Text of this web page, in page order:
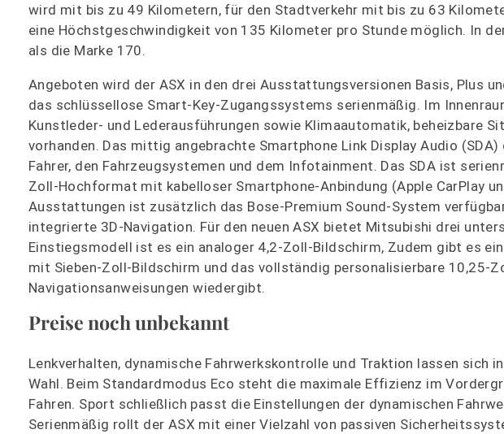
wird mit bis zu 49 Kilometern, für den Stadtverkehr mit bis zu 63
eine Höchstgeschwindigkeit von 135 Kilometer pro Stunde möglich. In
als die Marke 170.
Angeboten wird der ASX in den drei Ausstattungsversionen Basis, Plus
das schlüssellose Smart-Key-Zugangssystems serienmäßig. Im
Kunstleder- und Lederausführungen sowie Klimaautomatik, beheizbare
vorhanden. Das mittig angebrachte Smartphone Link Display Audio
Fahrer, den Fahrzeugsystemen und dem Infotainment. Das SDA ist
Zoll-Hochformat mit kabelloser Smartphone-Anbindung (Apple CarPlay
Ausstattungen ist zusätzlich das Bose-Premium Sound-System
integrierte 3D-Navigation. Für den neuen ASX bietet Mitsubishi drei
Einstiegsmodell ist es ein analoger 4,2-Zoll-Bildschirm, Zudem gibt es
mit Sieben-Zoll-Bildschirm und das vollständig personalisierbare 10,25-
Navigationsanweisungen wiedergibt.
Preise noch unbekannt
Lenkverhalten, dynamische Fahrwerkskontrolle und Traktion lassen sich
Wahl. Beim Standardmodus Eco steht die maximale Effizienz im
Fahren. Sport schließlich passt die Einstellungen der dynamischen
Serienmäßig rollt der ASX mit einer Vielzahl von passiven